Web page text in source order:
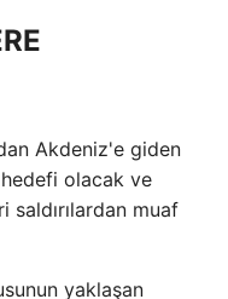
Akdeniz'e giden
hedefi olacak ve
muaf
yaklaşan